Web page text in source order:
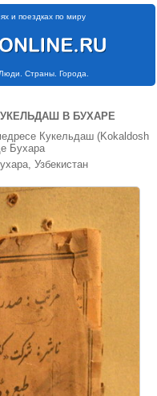
и поездках по миру
Страны. Города.
В БУХАРЕ
Кукельдаш (Kokaldosh
Бухара
Узбекистан